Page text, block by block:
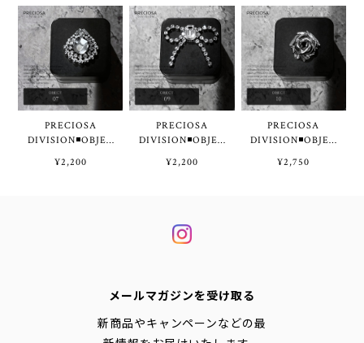
PRECIOSA
DIVISION◾OBJEC
¥2,200
PRECIOSA
DIVISION◾OBJEC
¥2,200
PRECIOSA
DIVISION◾OBJEC
¥2,750
メールマガジンを受け取る
新商品やキャンペーンなどの最